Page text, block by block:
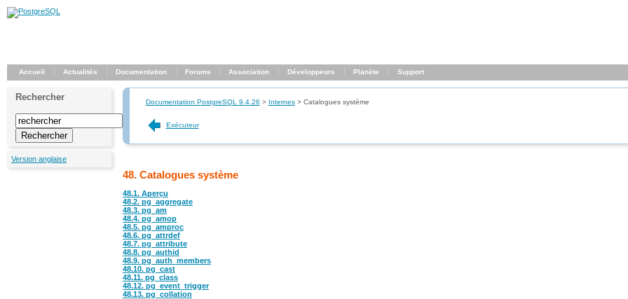
Accueil Actualités Documentation Forums Association Développeurs Planète Support
Rechercher
Version anglaise
Documentation PostgreSQL 9.4.26 > Internes> Catalogues système
Exécuteur
48. Catalogues système
48.1. Aperçu
48.2. pg_aggregate
48.3. pg_am
48.4. pg_amop
48.5. pg_amproc
48.6. pg_attrdef
48.7. pg_attribute
48.8. pg_authid
48.9. pg_auth_members
48.10. pg_cast
48.11. pg_class
48.12. pg_event_trigger
48.13. pg_collation